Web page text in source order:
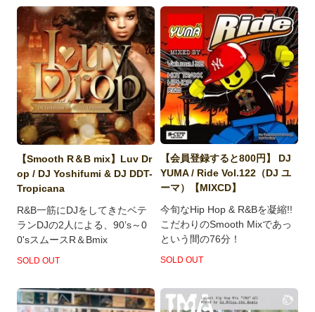
【Smooth R＆B mix】Luv Dr
op / DJ Yoshifumi & DJ DDT-
Tropicana
R&B一筋にDJをしてきたベテ
ランDJの2人による、90’s～0
0'sスムースR＆Bmix
SOLD OUT
【会員登録すると800円】 DJ
YUMA / Ride Vol.122（DJ ユ
ーマ）【MIXCD】
今旬なHip Hop & R&Bを凝縮!!
こだわりのSmooth Mixであっ
という間の76分！
SOLD OUT